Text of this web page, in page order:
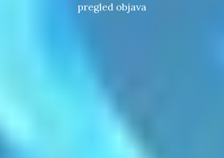
pregled objava